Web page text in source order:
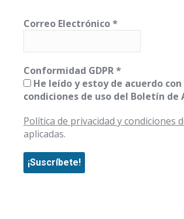
Correo Electrónico*
Conformidad GDPR*
He leído y estoy de acuerdo con
condiciones de uso del Boletín de
Política de privacidad y condiciones
aplicadas.